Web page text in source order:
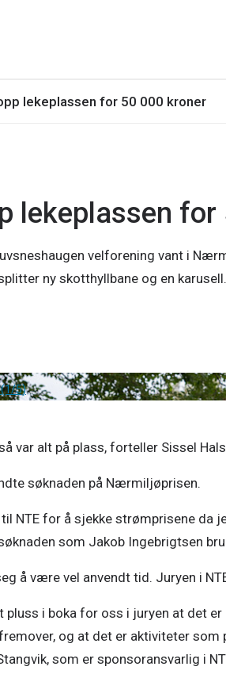
lekeplassen for 50 000 kroner
lekeplassen for
velforening vant i
ny skotthyllbane og en karusell.
(1/5)
var alt på plass, forteller Sissel
søknaden på Nærmiljøprisen.
NTE for å sjekke strømprisene
som Jakob Ingebrigtsen
å være vel anvendt tid. Juryen i
i boka for oss i juryen at det
og at det er aktiviteter
som er sponsoransvarlig i